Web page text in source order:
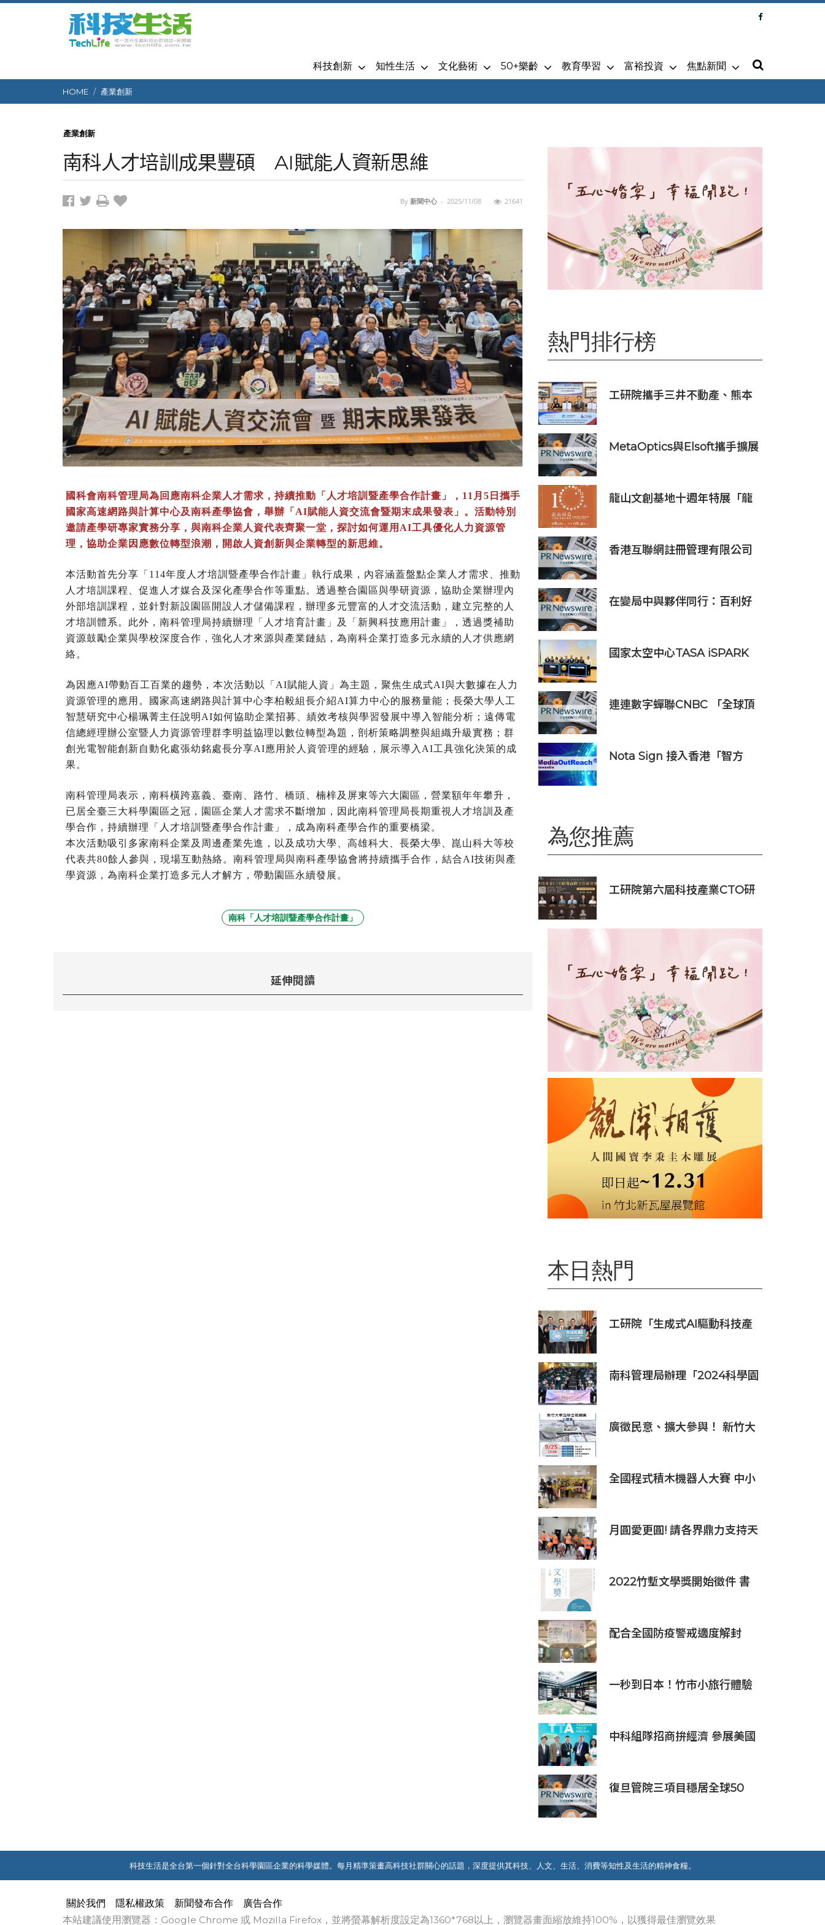
科技創新 知性生活 文化藝術 50+樂齡 教育學習 富裕投資 焦點新聞
HOME 產業創新
產業創新
南科人才培訓成果豐碩 AI賦能人資新思維
By 新聞中心 - 2025/11/08 21641
國科會南科管理局為回應南科企業人才需求，持續推動「人才培訓暨產學合作計畫」，11月5日攜手
國家高速網路與計算中心及南科產學協會，舉辦「AI賦能人資交流會暨期末成果發表」。活動特別
邀請產學研專家實務分享，與南科企業人資代表齊聚一堂，探討如何運用AI工具優化人力資源管
理，協助企業因應數位轉型浪潮，開啟人資創新與企業轉型的新思維。
本活動首先分享「114年度人才培訓暨產學合作計畫」執行成果，內容涵蓋盤點企業人才需求、推動
人才培訓課程、促進人才媒合及深化產學合作等重點。透過整合園區與學研資源，協助企業辦理內
外部培訓課程，並針對新設園區開設人才儲備課程，辦理多元豐富的人才交流活動，建立完整的人
才培訓體系。此外，南科管理局持續辦理「人才培育計畫」及「新興科技應用計畫」，透過獎補助
資源鼓勵企業與學校深度合作，強化人才來源與產業鏈結，為南科企業打造多元永續的人才供應網
絡。
為因應AI帶動百工百業的趨勢，本次活動以「AI賦能人資」為主題，聚焦生成式AI與大數據在人力
資源管理的應用。國家高速網路與計算中心李柏毅組長介紹AI算力中心的服務量能；長榮大學人工
智慧研究中心楊珮菁主任說明AI如何協助企業招募、績效考核與學習發展中導入智能分析；遠傳電
信總經理辦公室暨人力資源管理群李明益協理以數位轉型為題，剖析策略調整與組織升級實務；群
創光電智能創新自動化處張幼銘處長分享AI應用於人資管理的經驗，展示導入AI工具強化決策的成
果。
南科管理局表示，南科橫跨嘉義、臺南、路竹、橋頭、楠梓及屏東等六大園區，營業額年年攀升，
已居全臺三大科學園區之冠，園區企業人才需求不斷增加，因此南科管理局長期重視人才培訓及產
學合作，持續辦理「人才培訓暨產學合作計畫」，成為南科產學合作的重要橋梁。
本次活動吸引多家南科企業及周邊產業先進，以及成功大學、高雄科大、長榮大學、崑山科大等校
代表共80餘人參與，現場互動熱絡。南科管理局與南科產學協會將持續攜手合作，結合AI技術與產
學資源，為南科企業打造多元人才解方，帶動園區永續發展。
南科「人才培訓暨產學合作計畫」
延伸閱讀
熱門排行榜
工研院攜手三井不動產、熊本
與應用市場商機
MetaOptics與Elsoft攜手擴展
龍山文創基地十週年特展「龍
香港互聯網註冊管理有限公司
無障礙與社會責任
在變局中與夥伴同行：百利好
國家太空中心TASA iSPARK
連連數字蟬聯CNBC 「全球頂
Nota Sign 接入香港「智方
為您推薦
工研院第六屆科技產業CTO研
本日熱門
工研院「生成式AI驅動科技產
場次
南科管理局辦理「2024科學園
廣徵民意、擴大參與！ 新竹大
全國程式積木機器人大賽 中小
月圓愛更圓! 請各界鼎力支持天
2022竹塹文學獎開始徵件 書
配合全國防疫警戒適度解封
一秒到日本！竹市小旅行體驗
中科組隊招商拚經濟 參展美國
復旦管院三項目穩居全球50
科技生活是全台第一個針對全台科學園區企業的科學媒體。每月精準策畫高科技社群關心的話題，深度提供其科技、人文、生活、消費等知性及生活的精神食糧。
關於我們 隱私權政策 新聞發布合作
廣告合作
本站建議使用瀏覽器：Google Chrome 或 Mozilla Firefox，並將螢幕解析度設定為1360*768以上，瀏覽器畫面縮放維持100%，以獲得最佳瀏覽效果